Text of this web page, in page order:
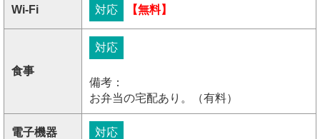
Wi-Fi 対応 【無料】
食事
対応
備考：
お弁当の宅配あり。（有料）
電子機器 対応